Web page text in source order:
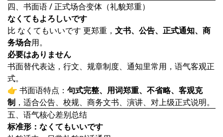
四、书面语 / 正式场合变体（礼貌郑重）
なくてもよろしいです
比 なくてもいいです 更郑重， 文书、公告、正式通知、商
务场合用。
必要はありません
书面替代表达，行文、规章制度、通知里常用，语气客观正
式。
👉 书面语特点： 句式完整、用词郑重、不省略、客观克
制 ，适合公告、校规、商务文书、演讲、对上级正式说明。
五、语气核心差别总结
标准形：なくてもいいです